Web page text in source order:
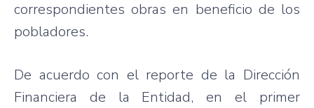
correspondientes obras en beneficio de los
pobladores.
De acuerdo con el reporte de la Dirección
Financiera de la Entidad, en el primer